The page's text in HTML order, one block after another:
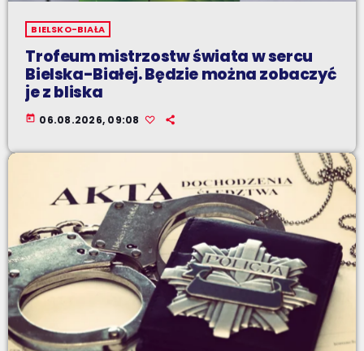
BIELSKO-BIAŁA
Trofeum mistrzostw świata w sercu
Bielska-Białej. Będzie można zobaczyć
je z bliska
today 06.08.2026, 09:08